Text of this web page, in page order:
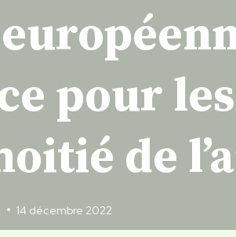
pour
de
14 décembre 2022